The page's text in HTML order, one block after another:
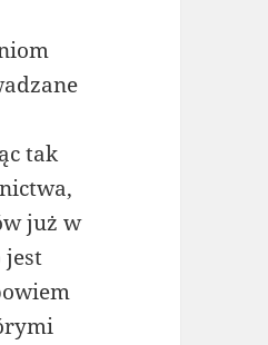
tak
już w
jest